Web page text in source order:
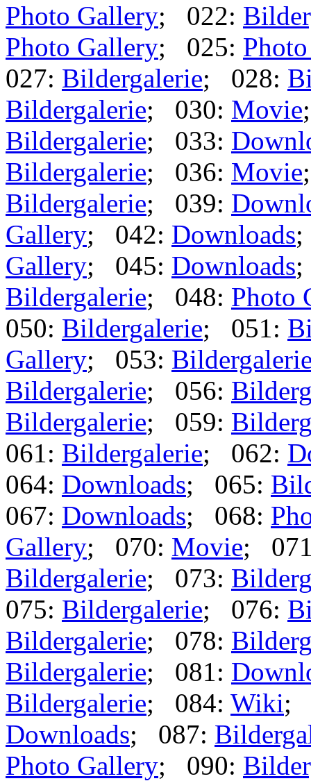
Photo Gallery; 022:
Photo Gallery; 025:
027: Bildergalerie; 028:
Bildergalerie; 030: Movie
Bildergalerie; 033:
Bildergalerie; 036: Movie
Bildergalerie; 039:
Gallery; 042: Downloads
Gallery; 045: Downloads
Bildergalerie; 048: Photo
050: Bildergalerie; 051:
Gallery; 053:
Bildergalerie; 056:
Bildergalerie; 059:
061: Bildergalerie; 062:
064: Downloads; 065:
067: Downloads; 068:
Gallery; 070: Movie;
Bildergalerie; 073:
075: Bildergalerie; 076:
Bildergalerie; 078:
Bildergalerie; 081:
Bildergalerie; 084: Wiki;
Downloads; 087:
Photo Gallery; 090: